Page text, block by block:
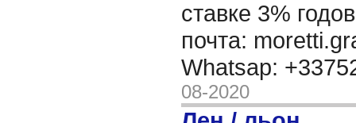
ставке 3%
почта:
Whatsap:
08-2020